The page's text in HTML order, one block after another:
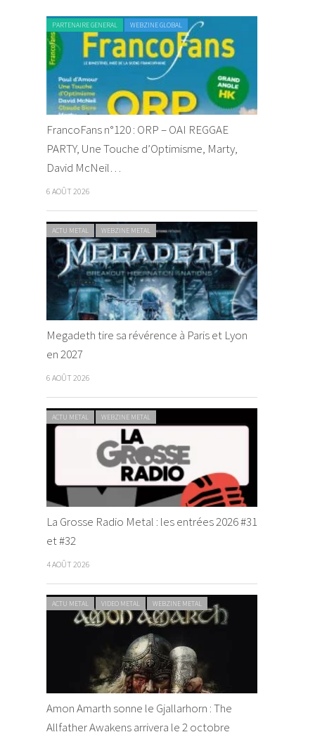
PARTENAIRE GENERAL WEBZINE GLOBAL
FrancoFans n°120 : ORP – OAI REGGAE
PARTY, Une Touche d’Optimisme, Marty,
David McNeil…
6 AOÛT 2026
ACTU METAL WEBZINE METAL
Megadeth tire sa révérence à Paris et Lyon
en 2027
6 AOÛT 2026
ACTU METAL WEBZINE METAL
La Grosse Radio Metal : les entrées 2026 #31
et #32
4 AOÛT 2026
ACTU METAL VIDEO METAL WEBZINE METAL
Amon Amarth sonne le Gjallarhorn : The
Allfather Awakens arrivera le 2 octobre